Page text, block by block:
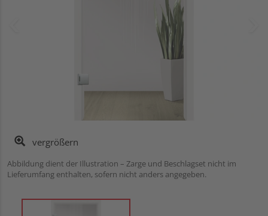
vergrößern
Abbildung dient der Illustration – Zarge und Beschlagset nicht im
Lieferumfang enthalten, sofern nicht anders angegeben.